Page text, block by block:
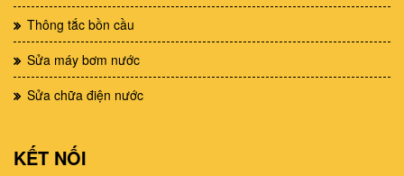
Thông tắc bồn cầu
Sửa máy bơm nước
Sửa chữa điện nước
KẾT NỐI